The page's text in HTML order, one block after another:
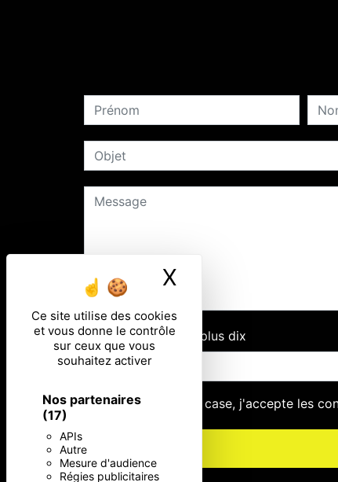
Ce site utilise des cookies
et vous donne le contrôle
sur ceux que vous
souhaitez activer
Nos partenaires
(17)
APIs
Autre
Mesure d'audience
Régies publicitaires
X
Combien font zero plus dix
En cochant cette case, j'accepte les